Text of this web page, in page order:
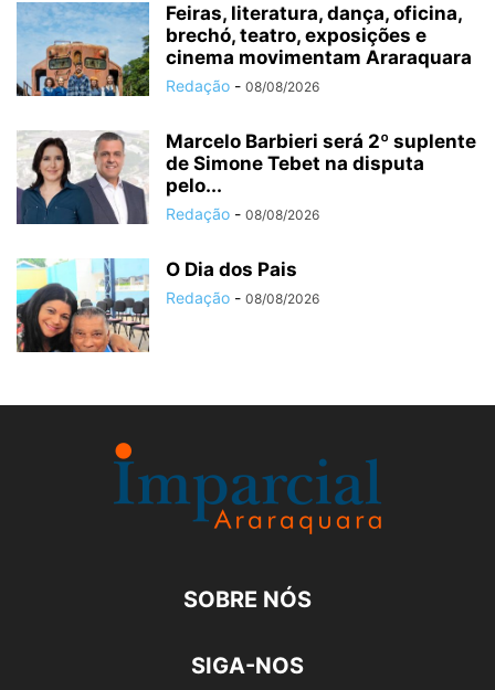
Feiras, literatura, dança, oficina,
brechó, teatro, exposições e
cinema movimentam Araraquara
Redação - 08/08/2026
Marcelo Barbieri será 2º suplente
de Simone Tebet na disputa
pelo...
Redação - 08/08/2026
O Dia dos Pais
Redação - 08/08/2026
SOBRE NÓS
SIGA-NOS